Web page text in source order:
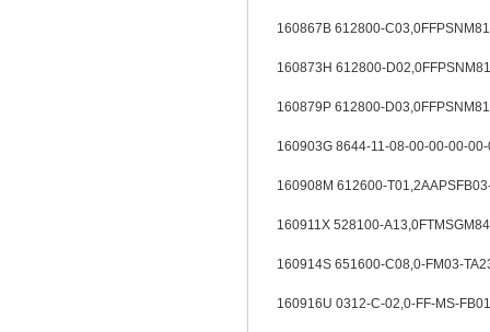
160867B 612800-
160873H 612800-
160879P 612800-
160903G 8644-11-08-00-00-00-
160908M 612600-
160911X 528100-
160914S 651600-C08,0-FM03-
160916U 0312-C-02,0-FF-MS-